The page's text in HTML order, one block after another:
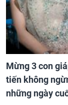
Mừng 3 con
tiến không
những ngày